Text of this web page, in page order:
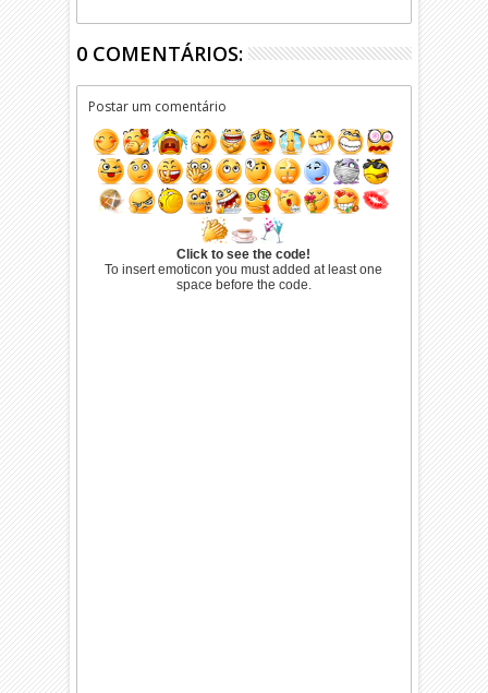
0 COMENTÁRIOS:
Postar um comentário
Click to see the code!
To insert emoticon you must added at least one
space before the code.